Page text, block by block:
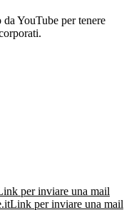
YouTube per tenere
per inviare una mail
Link per inviare una mail